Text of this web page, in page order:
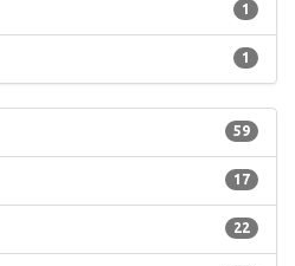
1
1
59
17
22